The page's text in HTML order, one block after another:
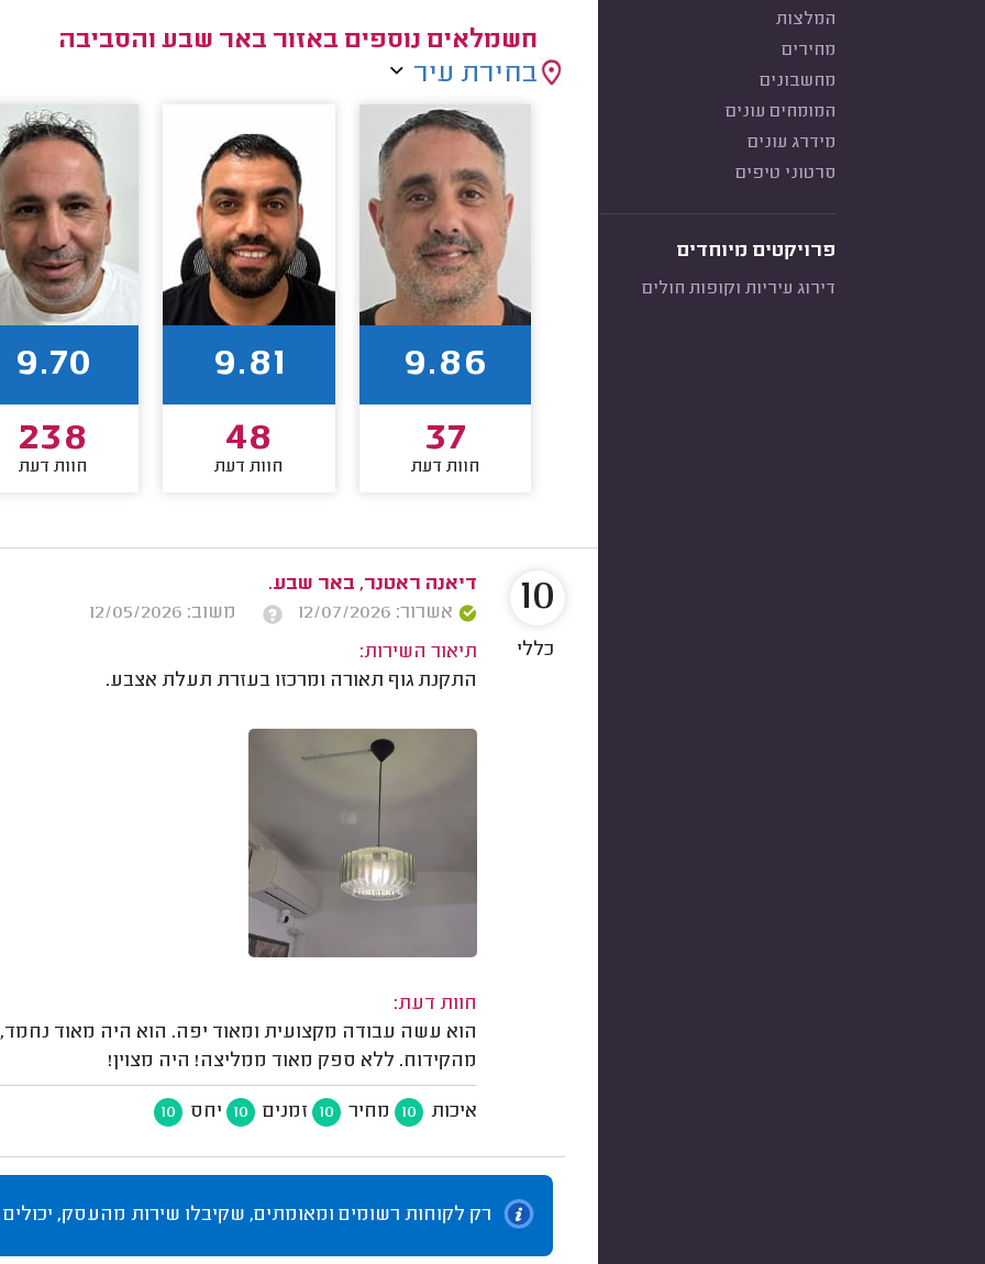
המלצות
מחירים
מחשבונים
המומחים עונים
מידרג עונים
סרטוני טיפים
פרויקטים מיוחדים
דירוג עיריות וקופות חולים
חשמלאים נוספים באזור באר שבע והסביבה
בחירת עיר
9.86
37
חוות דעת
9.81
48
חוות דעת
9.70
238
חוות דעת
דיאנה ראטנר, באר שבע.
אשרור: 12/07/2026
משוב: 12/05/2026
תיאור השירות:
התקנת גוף תאורה ומרכזו בעזרת תעלת אצבע.
חוות דעת:
הוא עשה עבודה מקצועית ומאוד יפה. הוא היה מאוד
מהקידוח. ללא ספק מאוד ממליצה! היה מצוין!
איכות 10 מחיר 10 זמנים 10 יחס 10
10
כללי
רק לקוחות רשומים ומאומתים, שקיבלו שירות מהעסק,